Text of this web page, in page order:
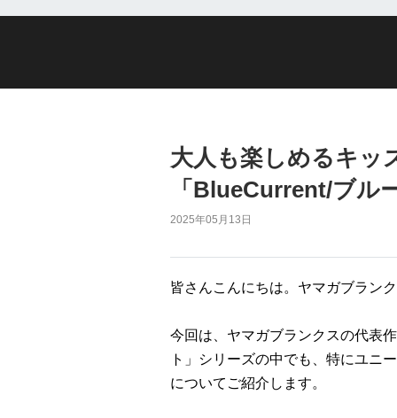
大人も楽しめるキッ
「BlueCurrent/ブル
2025年05月13日
皆さんこんにちは。ヤマガブラン
今回は、ヤマガブランクスの代表
ト」シリーズの中でも、特にユニ
についてご紹介します。